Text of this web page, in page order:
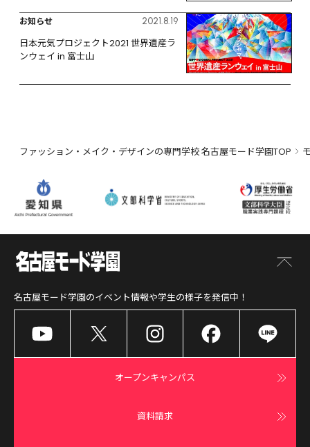
お知らせ 2021.8.19
日本元気プロジェクト2021 世界遺産ラ
ンウェイ in 富士山
ファッション・メイク・デザインの専門学校 名古屋モード学園TOP
名古屋モード学園のイベント情報や学生の様子を発信中！
オープンキャンパス
資料請求